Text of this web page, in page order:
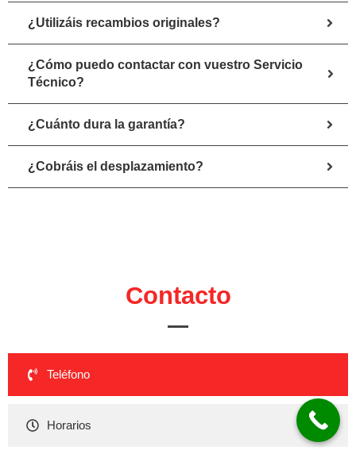
¿Utilizáis recambios originales?
¿Cómo puedo contactar con vuestro Servicio
Técnico?
¿Cuánto dura la garantía?
¿Cobráis el desplazamiento?
Contacto
Teléfono
Horarios